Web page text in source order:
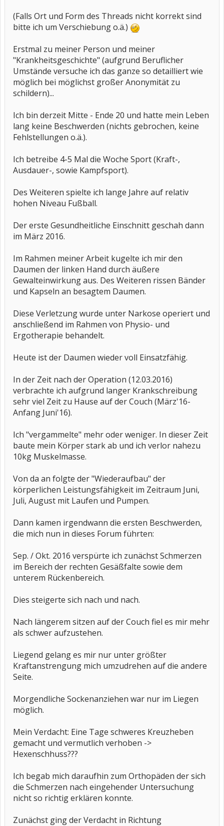
(Falls Ort und Form des Threads nicht korrekt sind
bitte ich um Verschiebung o.ä.)
Erstmal zu meiner Person und meiner
"Krankheitsgeschichte" (aufgrund Beruflicher
Umstände versuche ich das ganze so detailliert wie
möglich bei möglichst großer Anonymität zu
schildern)...
Ich bin derzeit Mitte - Ende 20 und hatte mein Leben
lang keine Beschwerden (nichts gebrochen, keine
Fehlstellungen o.ä.).
Ich betreibe 4-5 Mal die Woche Sport (Kraft-,
Ausdauer-, sowie Kampfsport).
Des Weiteren spielte ich lange Jahre auf relativ
hohen Niveau Fußball.
Der erste Gesundheitliche Einschnitt geschah dann
im März 2016.
Im Rahmen meiner Arbeit kugelte ich mir den
Daumen der linken Hand durch äußere
Gewalteinwirkung aus. Des Weiteren rissen Bänder
und Kapseln an besagtem Daumen.
Diese Verletzung wurde unter Narkose operiert und
anschließend im Rahmen von Physio- und
Ergotherapie behandelt.
Heute ist der Daumen wieder voll Einsatzfähig.
In der Zeit nach der Operation (12.03.2016)
verbrachte ich aufgrund langer Krankschreibung
sehr viel Zeit zu Hause auf der Couch (März'16-
Anfang Juni'16).
Ich "vergammelte" mehr oder weniger. In dieser Zeit
baute mein Körper stark ab und ich verlor nahezu
10kg Muskelmasse.
Von da an folgte der "Wiederaufbau" der
körperlichen Leistungsfähigkeit im Zeitraum Juni,
Juli, August mit Laufen und Pumpen.
Dann kamen irgendwann die ersten Beschwerden,
die mich nun in dieses Forum führten:
Sep. / Okt. 2016 verspürte ich zunächst Schmerzen
im Bereich der rechten Gesäßfalte sowie dem
unterem Rückenbereich.
Dies steigerte sich nach und nach.
Nach längerem sitzen auf der Couch fiel es mir mehr
als schwer aufzustehen.
Liegend gelang es mir nur unter größter
Kraftanstrengung mich umzudrehen auf die andere
Seite.
Morgendliche Sockenanziehen war nur im Liegen
möglich.
Mein Verdacht: Eine Tage schweres Kreuzheben
gemacht und vermutlich verhoben ->
Hexenschhuss???
Ich begab mich daraufhin zum Orthopäden der sich
die Schmerzen nach eingehender Untersuchung
nicht so richtig erklären konnte.
Zunächst ging der Verdacht in Richtung